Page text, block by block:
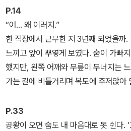
작가의 이야기를 따라가다 보면 제집 드
타고 있던 지하철에 많은 사람이 승차하
의 당시 상황들을 짐작할 수 있다. 공황
입원을 했는데 휠체어에서도, 엘리베이
역질과 구토를 동반하는 등의 힘든 시
순간들이 닥쳐도 언제나 여러 가지 방법
P.14
“어… 왜 이러지.”
한 직장에서 근무한 지 3년째 되었을까
느끼고 앞이 뿌옇게 보였다. 숨이 가빠
했지만, 왼쪽 어깨와 무릎이 무너지는
가는 길에 비틀거리며 복도에 주저앉아
직원들이 괜찮냐며 날 일으켜 세웠고
일시적으로 벌어진 일이라고 여기며 넘
더 심해졌다.
P.33
공황이 오면 숨도 내 마음대로 못 쉰다.